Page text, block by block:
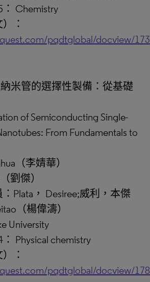
Chemistry
：
pqdtglobal/docview/
米管的選擇性製備：從基礎
of Semiconducting Single-
From Fundamentals to
（李婧華）
劉傑）
Plata， Desiree;威利，本傑
（楊偉濤）
University
Physical chemistry
：
pqdtglobal/docview/